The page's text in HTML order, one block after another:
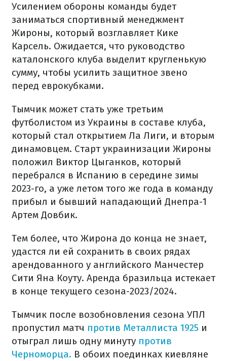
Усилением обороны команды будет
заниматься спортивный менеджмент
Жироны, который возглавляет Кике
Карсель. Ожидается, что руководство
каталонского клуба выделит кругленькую
сумму, чтобы усилить защитное звено
перед еврокубками.
Тымчик может стать уже третьим
футболистом из Украины в составе клуба,
который стал открытием Ла Лиги, и вторым
динамовцем. Старт украинизации Жироны
положил Виктор Цыганков, который
перебрался в Испанию в середине зимы
2023-го, а уже летом того же года в команду
прибыл и бывший нападающий Днепра-1
Артем Довбик.
Тем более, что Жирона до конца не знает,
удастся ли ей сохранить в своих рядах
арендованного у английского Манчестер
Сити Яна Коуту. Аренда бразильца истекает
в конце текущего сезона-2023/2024.
Тымчик после возобновления сезона УПЛ
пропустил матч против Металлиста 1925 и
отыграл лишь одну минуту против
Черноморца. В обоих поединках киевляне